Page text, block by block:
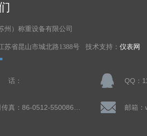
州）称重设备有限公司
苏省昆山市城北路1388号 技术支持： 仪表网
： QQ：